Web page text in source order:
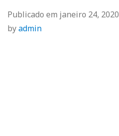
Publicado em janeiro 24, 2020
byadmin